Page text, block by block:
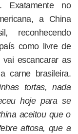
Exatamente no
a China
reconhecendo
como livre de
escancarar as
carne brasileira.
tortas, nada
hoje para se
aceitou que o
aftosa, que a